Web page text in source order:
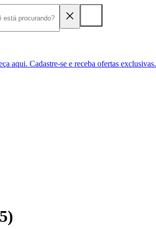
aqui. Cadastre-se e receba ofertas exclusivas.
5)